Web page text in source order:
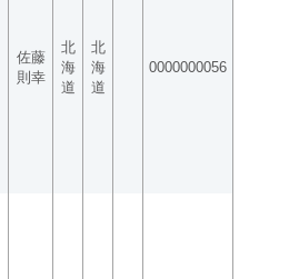
佐藤
則幸
北
海
道
北
海
道
0000000056